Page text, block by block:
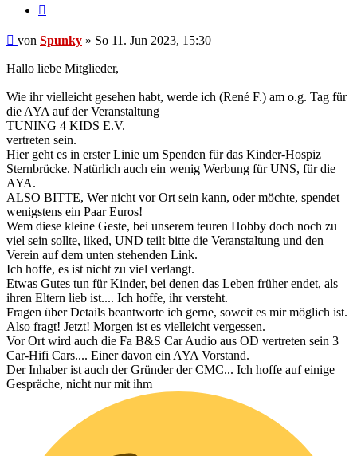
Beitrag
von Spunky » So 11. Jun 2023, 15:30
Hallo liebe Mitglieder,
Wie ihr vielleicht gesehen habt, werde ich (René F.) am o.g. Tag für
die AYA auf der Veranstaltung
TUNING 4 KIDS E.V.
vertreten sein.
Hier geht es in erster Linie um Spenden für das Kinder-Hospiz
Sternbrücke. Natürlich auch ein wenig Werbung für UNS, für die
AYA.
ALSO BITTE, Wer nicht vor Ort sein kann, oder möchte, spendet
wenigstens ein Paar Euros!
Wem diese kleine Geste, bei unserem teuren Hobby doch noch zu
viel sein sollte, liked, UND teilt bitte die Veranstaltung und den
Verein auf dem unten stehenden Link.
Ich hoffe, es ist nicht zu viel verlangt.
Etwas Gutes tun für Kinder, bei denen das Leben früher endet, als
ihren Eltern lieb ist.... Ich hoffe, ihr versteht.
Fragen über Details beantworte ich gerne, soweit es mir möglich ist.
Also fragt! Jetzt! Morgen ist es vielleicht vergessen.
Vor Ort wird auch die Fa B&S Car Audio aus OD vertreten sein 3
Car-Hifi Cars.... Einer davon ein AYA Vorstand.
Der Inhaber ist auch der Gründer der CMC... Ich hoffe auf einige
Gespräche, nicht nur mit ihm